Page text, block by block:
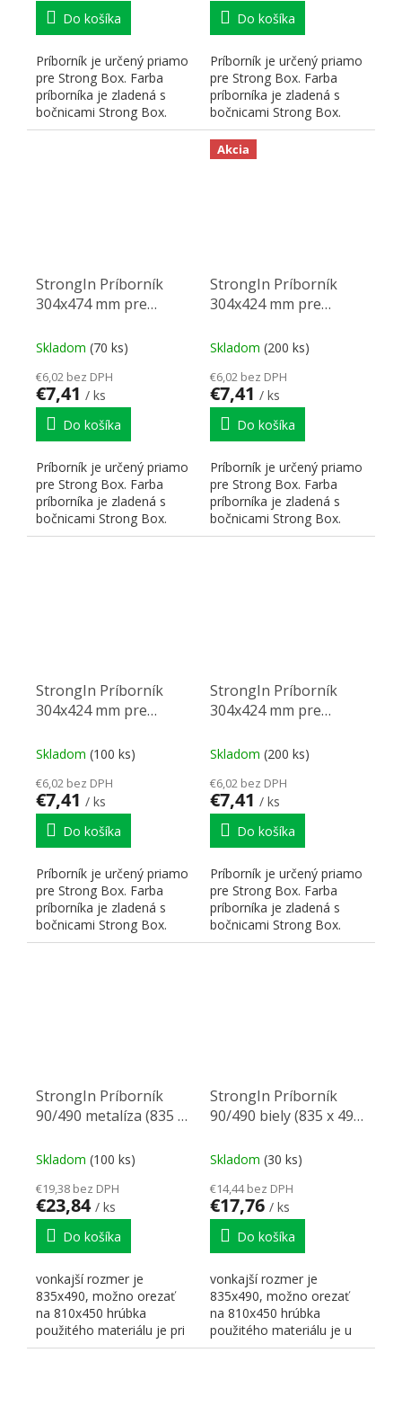
Do košíka
Príborník je určený priamo
pre Strong Box. Farba
príborníka je zladená s
bočnicami Strong Box.
Hrúbka použitého...
Do košíka
Príborník je určený priamo
pre Strong Box. Farba
príborníka je zladená s
bočnicami Strong Box.
Hrúbka použitého...
StrongIn Príborník
304x474 mm pre
Skladom (70 ks)
€6,02 bez DPH
€7,41 / ks
Do košíka
Príborník je určený priamo
pre Strong Box. Farba
príborníka je zladená s
bočnicami Strong Box.
Hrúbka použitého...
Akcia
StrongIn Príborník
304x424 mm pre
Skladom (200 ks)
€6,02 bez DPH
€7,41 / ks
Do košíka
Príborník je určený priamo
pre Strong Box. Farba
príborníka je zladená s
bočnicami Strong Box.
Hrúbka použitého...
StrongIn Príborník
304x424 mm pre
Skladom (100 ks)
€6,02 bez DPH
€7,41 / ks
Do košíka
Príborník je určený priamo
pre Strong Box. Farba
príborníka je zladená s
bočnicami Strong Box.
Hrúbka použitého...
StrongIn Príborník
304x424 mm pre
Skladom (200 ks)
€6,02 bez DPH
€7,41 / ks
Do košíka
Príborník je určený priamo
pre Strong Box. Farba
príborníka je zladená s
bočnicami Strong Box.
Hrúbka použitého...
StrongIn Príborník
90/490 metalíza (835 x
Skladom (100 ks)
€19,38 bez DPH
€23,84 / ks
Do košíka
vonkajší rozmer je
835x490, možno orezať
na 810x450 hrúbka
použitého materiálu je pri
striebornej metalíze 2mm
StrongIn Príborník
90/490 biely (835 x 490
Skladom (30 ks)
€14,44 bez DPH
€17,76 / ks
Do košíka
vonkajší rozmer je
835x490, možno orezať
na 810x450 hrúbka
použitého materiálu je u
bielej farby 1,6 mm výška...